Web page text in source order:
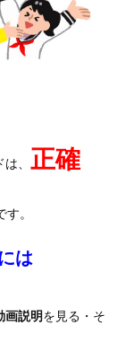
、 正確
。
は
画説明を見る・そ